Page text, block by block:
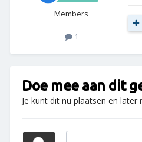
Members
1
Doe mee aan dit
Je kunt dit nu plaatsen en